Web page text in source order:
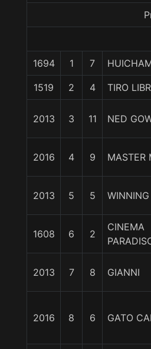
1694 1 7
1519 2 4 TIRO
2013 3 11 NED
2016 4 9 MASTER
2013 5 5
1608 6 2
CINEMA
2013 7 8 GIANNI
2016 8 6 GATO